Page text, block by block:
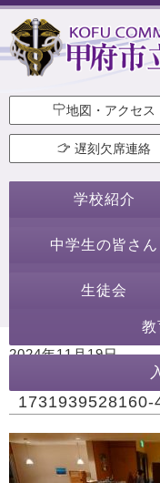
地図・アクセス
遅刻欠席連絡
学校紹介
中学生の皆さん
生徒会
教
2024年11月19日
1731939528160-